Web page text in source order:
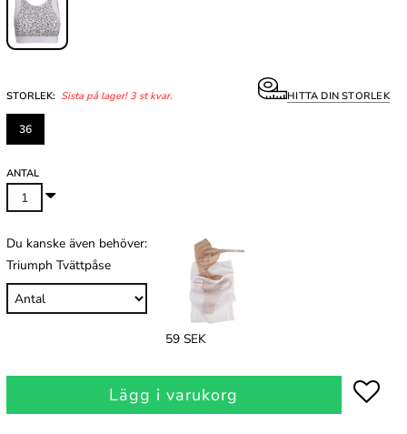
STORLEK: Sista på lager! 3 st kvar. HITTA DIN STORLEK
36
ANTAL
Du kanske även behöver:
Triumph Tvättpåse
59 SEK
Lägg i varukorg